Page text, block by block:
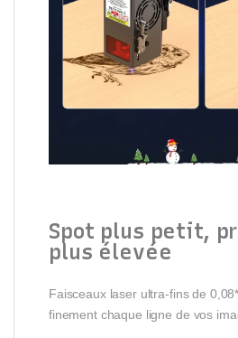
Spot plus petit,
plus élevée
Faisceaux laser ultra-fins de
finement chaque ligne de vos